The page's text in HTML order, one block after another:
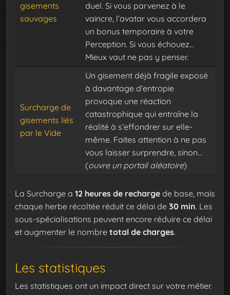
gisements
sauvages
duel. Si vous parvenez à le
vaincre, l’avatar vous accordera
un bonus temporaire à votre
Perception. Si vous échouez…
Mieux vaut ne pas y penser.
Surcharge de
gisements liés
par le Vide
Un gisement déjà fragile exposé
à davantage d’entropie
provoque une réaction
catastrophique qui entraîne la
réalité à s’effondrer sur elle-
même. Faites attention à ne pas
vous laisser surprendre, sinon…
(ouvre un portail aléatoire)
La Surcharge a 12 heures de recharge de base, mais
chaque herbe récoltée réduit ce délai de 30 min. Les
sous-spécialisations peuvent encore réduire ce délai
et augmenter le nombre total de charges.
Les statistiques
Les statistiques ont un impact direct sur votre métier.